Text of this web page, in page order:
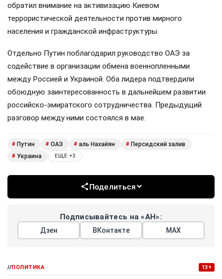
обратил внимание на активизацию Киевом
террористической деятельности против мирного
населения и гражданской инфраструктуры.
Отдельно Путин поблагодарил руководство ОАЭ за
содействие в организации обмена военнопленными
между Россией и Украиной. Оба лидера подтвердили
обоюдную заинтересованность в дальнейшем развитии
российско-эмиратского сотрудничества. Предыдущий
разговор между ними состоялся в мае.
# Путин # ОАЭ # аль Нахайян # Персидский залив
# Украина ЕЩЕ +3
Поделиться
Подписывайтесь на «АН»:
Дзен ВКонтакте МАХ
//ПОЛИТИКА 13+